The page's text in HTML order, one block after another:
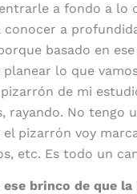
a fondo a lo
conocer a
basado en
lo que
de mi
rayando. No tengo
el pizarrón voy
etc. Es todo un
ese brinco de que